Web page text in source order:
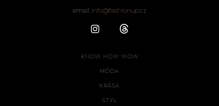
email: info@fashionup.cz
KNOW HOW WOW
MÓDA
KRÁSA
STYL